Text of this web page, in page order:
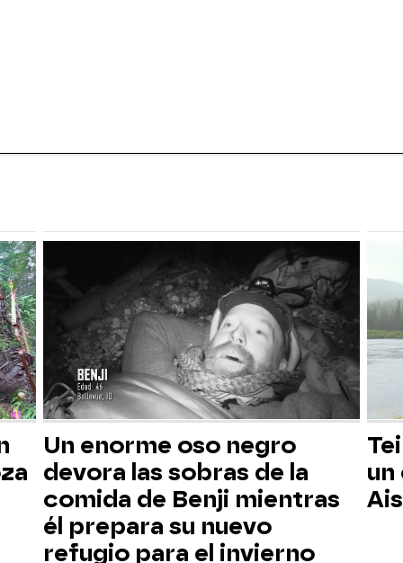
Un enorme oso negro
devora las sobras de la
comida de Benji mientras
él prepara su nuevo
refugio para el invierno
un